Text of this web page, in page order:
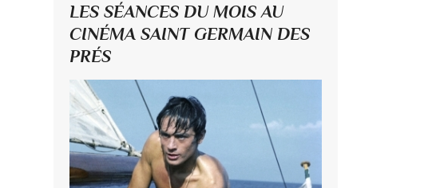
LES SÉANCES DU MOIS AU
CINÉMA SAINT GERMAIN DES
PRÉS